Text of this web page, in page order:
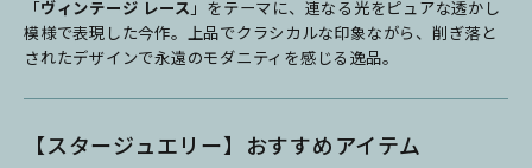
「ヴィンテージ レース 」をテーマに、連なる光をピュアな透かし
模様で表現した今作。上品でクラシカルな印象ながら、削ぎ落と
されたデザインで永遠のモダニティを感じる逸品。
【スタージュエリー】おすすめアイテム